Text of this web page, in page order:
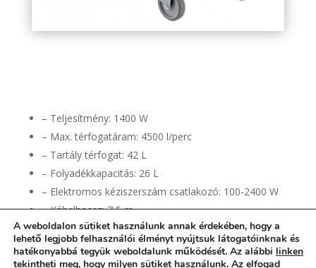
– Teljesítmény: 1400 W
– Max. térfogatáram: 4500 l/perc
– Tartály térfogat: 42 L
– Folyadékkapacitás: 26 L
– Elektromos kéziszerszám csatlakozó: 100-2400 W
– Kábelhossz: 7,5 m
– Tömeg: 16,7 kg
A weboldalon sütiket használunk annak érdekében, hogy a
lehető legjobb felhasználói élményt nyújtsuk látogatóinknak és
hatékonyabbá tegyük weboldalunk működését. Az alábbi linken
tekintheti meg, hogy milyen sütiket használunk. Az elfogad